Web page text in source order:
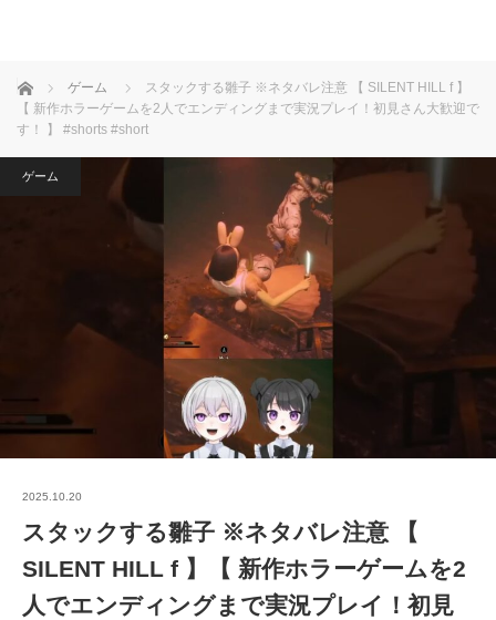
ホーム ゲーム
スタックする雛子 ※ネタバレ注意 【 SILENT HILL f 】
【 新作ホラーゲームを2人でエンディングまで実況プレイ！初見さん大歓迎で
す！ 】 #shorts #short
ゲーム
2025.10.20
スタックする雛子 ※ネタバレ注意 【
SILENT HILL f 】【 新作ホラーゲームを2
人でエンディングまで実況プレイ！初見